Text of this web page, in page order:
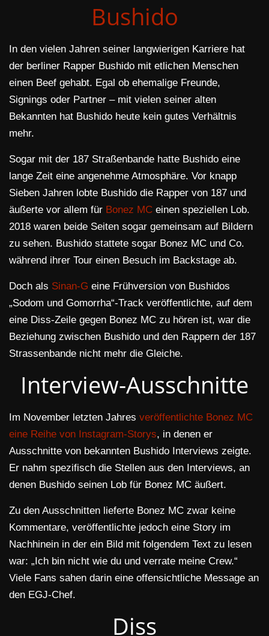
Bushido
In den vielen Jahren seiner langwierigen Karriere hat
der berliner Rapper Bushido mit etlichen Menschen
einen Beef gehabt. Egal ob ehemalige Freunde,
Signings oder Partner – mit vielen seiner alten
Bekannten hat Bushido heute kein gutes Verhältnis
mehr.
Sogar mit der 187 Straßenbande hatte Bushido eine
lange Zeit eine angenehme Atmosphäre. Vor knapp
Sieben Jahren lobte Bushido die Rapper von 187 und
äußerte vor allem für Bonez MC einen speziellen Lob.
2018 waren beide Seiten sogar gemeinsam auf Bildern
zu sehen. Bushido stattete sogar Bonez MC und Co.
während ihrer Tour einen Besuch im Backstage ab.
Doch als Sinan-G eine Frühversion von Bushidos
„Sodom und Gomorrha“-Track veröffentlichte, auf dem
eine Diss-Zeile gegen Bonez MC zu hören ist, war die
Beziehung zwischen Bushido und den Rappern der 187
Strassenbande nicht mehr die Gleiche.
Interview-Ausschnitte
Im November letzten Jahres veröffentlichte Bonez MC
eine Reihe von Instagram-Storys, in denen er
Ausschnitte von bekannten Bushido Interviews zeigte.
Er nahm spezifisch die Stellen aus den Interviews, an
denen Bushido seinen Lob für Bonez MC äußert.
Zu den Ausschnitten lieferte Bonez MC zwar keine
Kommentare, veröffentlichte jedoch eine Story im
Nachhinein in der ein Bild mit folgendem Text zu lesen
war: „Ich bin nicht wie du und verrate meine Crew.“
Viele Fans sahen darin eine offensichtliche Message an
den EGJ-Chef.
Diss